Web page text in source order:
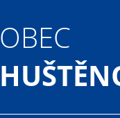
OBEC